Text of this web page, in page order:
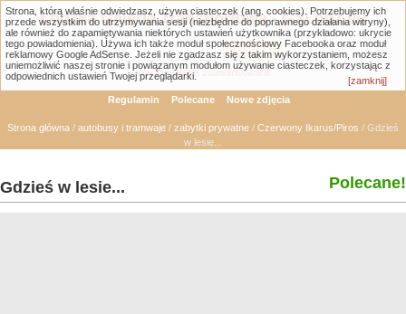
Łódzka Galeria Transportowa - GTLodz.eu
Wyszukiwanie zaawansowane
Regulamin Polecane Nowe zdjęcia
Strona główna / autobusy i tramwaje / zabytki prywatne / Czerwony Ikarus/Piros / Gdzieś
w lesie...
Polecane!
Gdzieś w lesie...
Strona, którą właśnie odwiedzasz, używa ciasteczek (ang. cookies). Potrzebujemy ich
przede wszystkim do utrzymywania sesji (niezbędne do poprawnego działania witryny),
ale również do zapamiętywania niektórych ustawień użytkownika (przykładowo: ukrycie
tego powiadomienia). Używa ich także moduł społecznościowy Facebooka oraz moduł
reklamowy Google AdSense. Jeżeli nie zgadzasz się z takim wykorzystaniem, możesz
uniemożliwić naszej stronie i powiązanym modułom używanie ciasteczek, korzystając z
odpowiednich ustawień Twojej przeglądarki.
[zamknij]